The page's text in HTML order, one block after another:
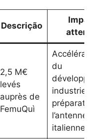
Descrição
Impact
attendu
2,5 M€
levés
auprès de
FemuQuì
du
industriel et
l’antenne
italienne